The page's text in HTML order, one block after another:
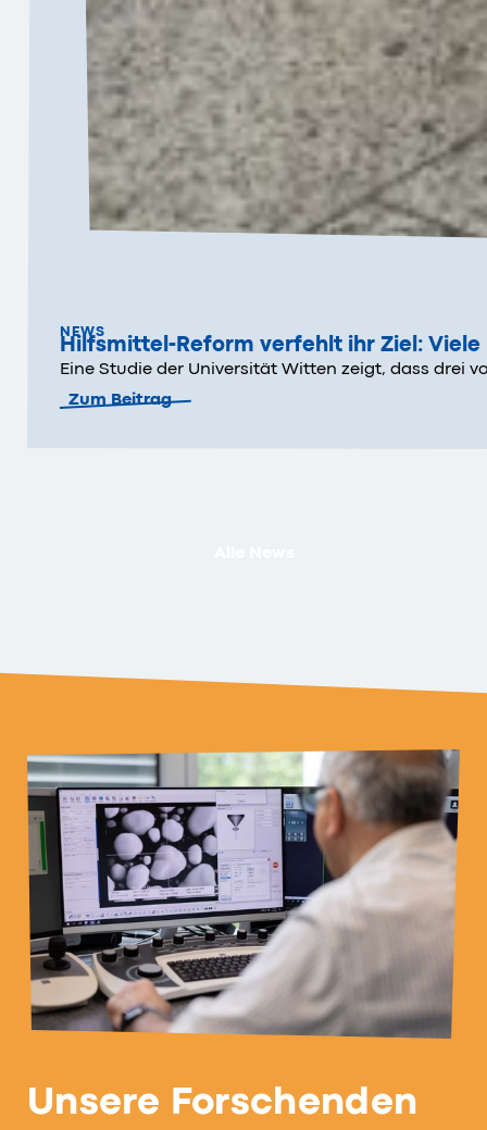
NEWS
Hilfsmittel-Reform verfehlt ihr Ziel:
Eine Studie der Universität Witten zeigt, dass drei
Zum Beitrag
Unsere Forschenden